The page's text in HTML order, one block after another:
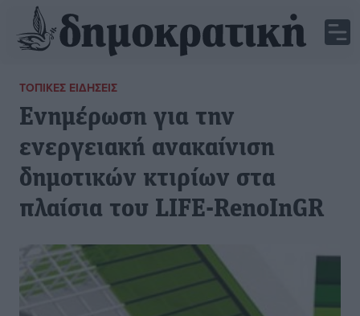
ΤΟΠΙΚΈΣ ΕΙΔΉΣΕΙΣ
Ενημέρωση για την
ενεργειακή ανακαίνιση
δημοτικών κτιρίων στα
πλαίσια του LIFE-RenoInGR